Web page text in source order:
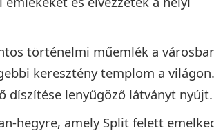
történelmi műemlék a
keresztény templom a
díszítése lenyűgöző látványt nyújt.
hegyre, amely Split felett